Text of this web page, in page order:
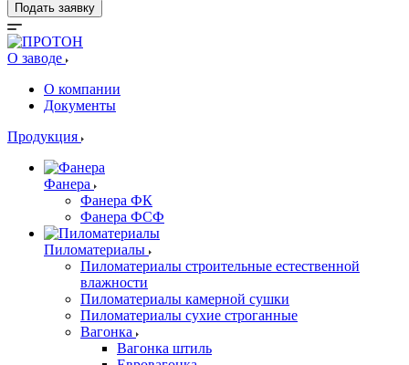
Подать заявку
О заводе
О компании
Документы
Продукция
Фанера
Фанера ФК
Фанера ФСФ
Пиломатериалы
Пиломатериалы строительные естественной
влажности
Пиломатериалы камерной сушки
Пиломатериалы сухие строганные
Вагонка
Вагонка штиль